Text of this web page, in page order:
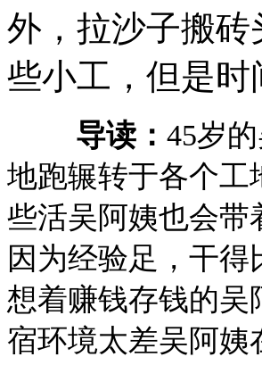
外，拉沙子搬
些小工，但是时
导读： 45岁
地跑辗转于各个工
些活吴阿姨也会带
因为经验足，干
想着赚钱存钱的吴
宿环境太差吴阿